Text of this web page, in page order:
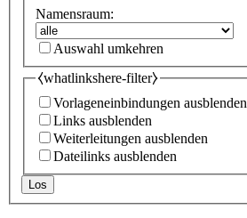
Namensraum:
Auswahl umkehren
⧼whatlinkshere-filter⧽
Vorlageneinbindungen ausblenden
Links ausblenden
Weiterleitungen ausblenden
Dateilinks ausblenden
Los